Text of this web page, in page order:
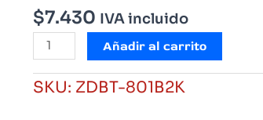
$7.430 IVA incluido
Botón
de
salida
de
Añadir al carrito
SKU: ZDBT-801B2K